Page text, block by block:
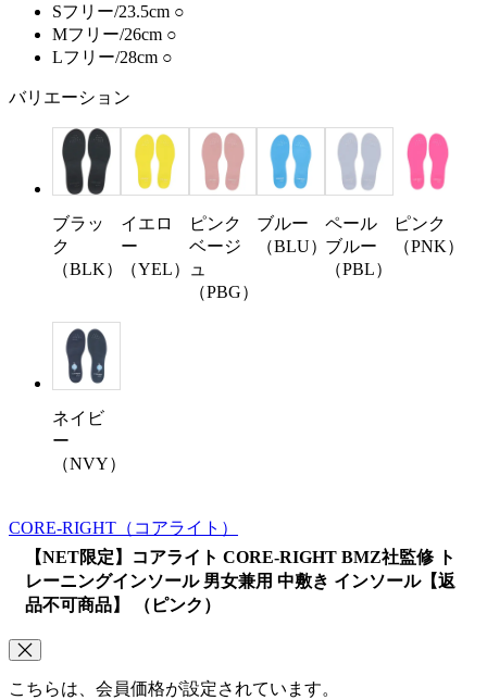
Sフリー/23.5cm ○
Mフリー/26cm ○
Lフリー/28cm ○
バリエーション
ブラッ
ク
（BLK）
イエロ
ー
（YEL）
ピンク
ベージ
ュ
（PBG）
ブルー
（BLU）
ペール
ブルー
（PBL）
ピンク
（PNK）
ネイビ
ー
（NVY）
CORE-RIGHT （コアライト）
【NET限定】コアライト CORE-RIGHT BMZ社監修 ト
レーニングインソール 男女兼用 中敷き インソール【返
品不可商品】 （ピンク）
こちらは、会員価格が設定されています。